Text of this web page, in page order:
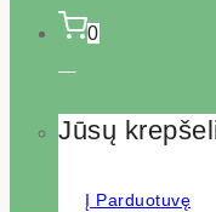
0
Jūsų
Į Parduotuvę